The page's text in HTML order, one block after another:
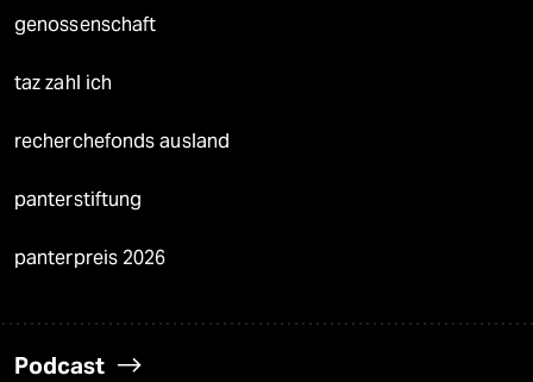
genossenschaft
taz zahl ich
recherchefonds ausland
panterstiftung
panterpreis 2026
Podcast